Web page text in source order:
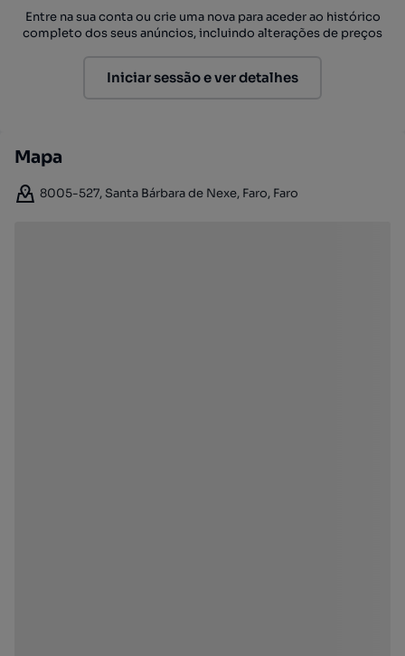
Entre na sua conta ou crie uma nova para aceder ao histórico
completo dos seus anúncios, incluindo alterações de preços
Iniciar sessão e ver detalhes
Mapa
8005-527, Santa Bárbara de Nexe, Faro, Faro